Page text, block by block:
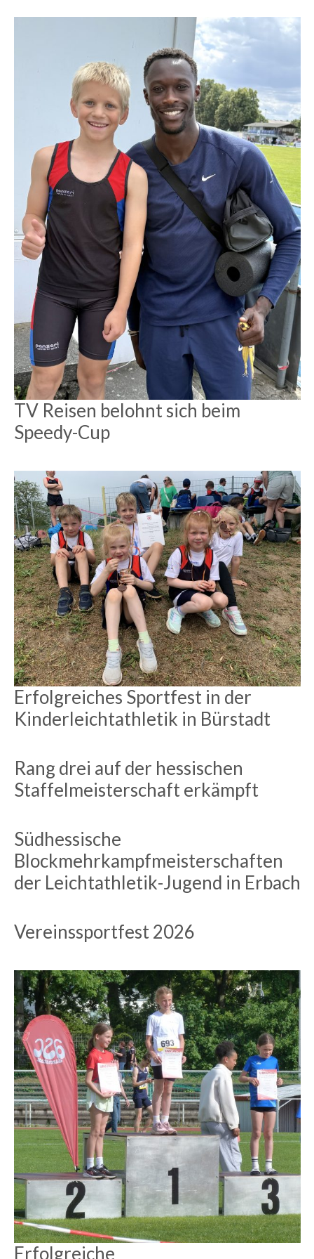
TV Reisen belohnt sich beim
Speedy-Cup
Erfolgreiches Sportfest in der
Kinderleichtathletik in Bürstadt
Rang drei auf der hessischen
Staffelmeisterschaft erkämpft
Südhessische
Blockmehrkampfmeisterschaften
der Leichtathletik-Jugend in Erbach
Vereinssportfest 2026
Erfolgreiche